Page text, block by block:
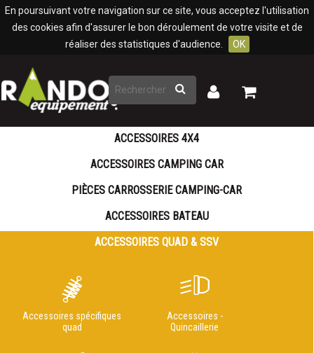
En poursuivant votre navigation sur ce site, vous acceptez l'utilisation
des cookies afin d'assurer le bon déroulement de votre visite et de
réaliser des statistiques d'audience.
OK
Rechercher
Mon
Mon
ACCESSOIRES 4X4
ACCESSOIRES CAMPING CAR
PIÈCES CARROSSERIE CAMPING-CAR
ACCESSOIRES BATEAU
ACCESSOIRES QUAD & SSV
Accessoires spécifiques
quad
Accessoires -
Quincaillerie
Panneau de gestion des cookies